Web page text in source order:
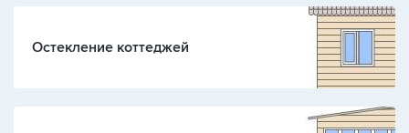
Остекление коттеджей